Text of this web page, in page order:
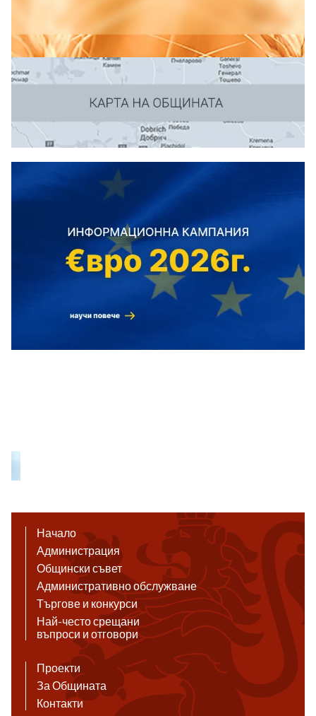
Начало
Администрация
Общински съвет
Административно обслужване
Търгове и конкурси
Най-често срещани
въпроси и отговори
Проекти
За Общината
Контакти